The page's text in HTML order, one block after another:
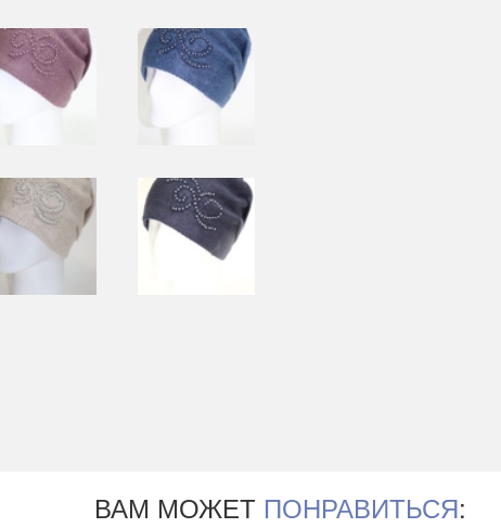
ВАМ МОЖЕТ ПОНРАВИТЬСЯ: